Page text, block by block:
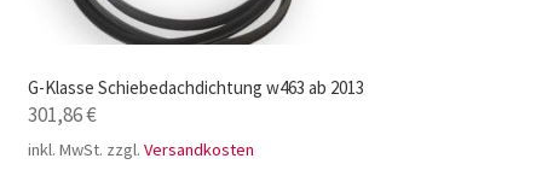
G-Klasse Schiebedachdichtung w463 ab 2013
301,86€
inkl. MwSt. zzgl. Versandkosten